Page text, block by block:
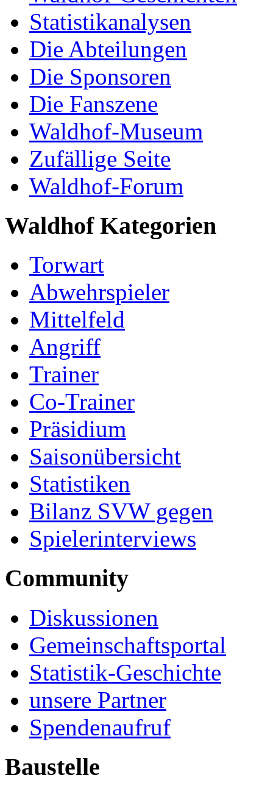
Statistikanalysen
Die Abteilungen
Die Sponsoren
Die Fanszene
Waldhof-Museum
Zufällige Seite
Waldhof-Forum
Waldhof Kategorien
Torwart
Abwehrspieler
Mittelfeld
Angriff
Trainer
Co-Trainer
Präsidium
Saisonübersicht
Statistiken
Bilanz SVW gegen
Spielerinterviews
Community
Diskussionen
Gemeinschaftsportal
Statistik-Geschichte
unsere Partner
Spendenaufruf
Baustelle